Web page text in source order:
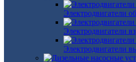
Электродвигатели
Электродвигатели
Электродвигатели